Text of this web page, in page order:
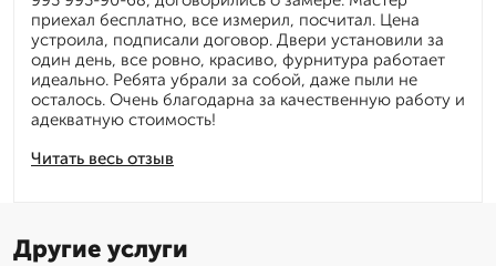
Читать весь отзыв
приехал бесплатно, все измерил, посчитал. Цена
устроила, подписали договор. Двери установили за
один день, все ровно, красиво, фурнитура работает
идеально. Ребята убрали за собой, даже пыли не
осталось. Очень благодарна за качественную работу и
адекватную стоимость!
Другие услуги